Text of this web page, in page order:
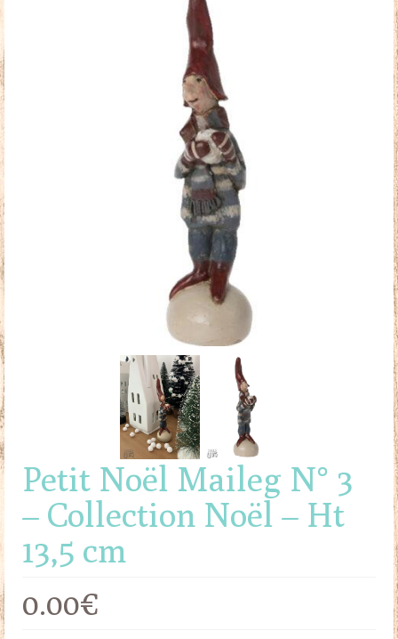
Mobilier & Accessoires
Petit Noël Maileg N° 3
– Collection Noël – Ht
13,5 cm
0.00€